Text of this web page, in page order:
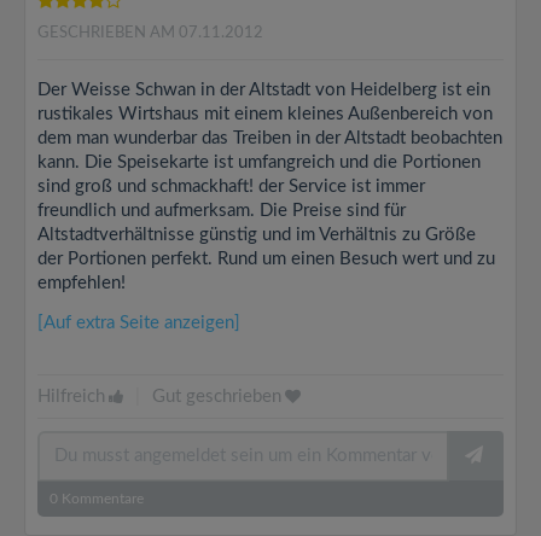
GESCHRIEBEN AM 07.11.2012
Der Weisse Schwan in der Altstadt von Heidelberg ist ein
rustikales Wirtshaus mit einem kleines Außenbereich von
dem man wunderbar das Treiben in der Altstadt beobachten
kann. Die Speisekarte ist umfangreich und die Portionen
sind groß und schmackhaft! der Service ist immer
freundlich und aufmerksam. Die Preise sind für
Altstadtverhältnisse günstig und im Verhältnis zu Größe
der Portionen perfekt. Rund um einen Besuch wert und zu
empfehlen!
[Auf extra Seite anzeigen]
Hilfreich Gut geschrieben
0 Kommentare